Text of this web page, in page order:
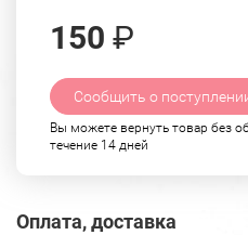
150 ₽
Сообщить о
Вы можете вернуть товар без
течение 14 дней
Оплата, доставка